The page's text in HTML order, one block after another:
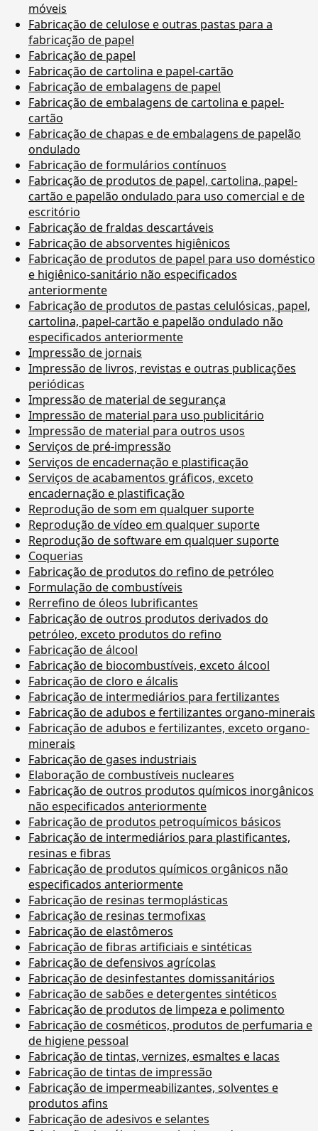
móveis
Fabricação de celulose e outras pastas para a
fabricação de papel
Fabricação de papel
Fabricação de cartolina e papel-cartão
Fabricação de embalagens de papel
Fabricação de embalagens de cartolina e papel-
cartão
Fabricação de chapas e de embalagens de papelão
ondulado
Fabricação de formulários contínuos
Fabricação de produtos de papel, cartolina, papel-
cartão e papelão ondulado para uso comercial e de
escritório
Fabricação de fraldas descartáveis
Fabricação de absorventes higiênicos
Fabricação de produtos de papel para uso doméstico
e higiênico-sanitário não especificados
anteriormente
Fabricação de produtos de pastas celulósicas, papel,
cartolina, papel-cartão e papelão ondulado não
especificados anteriormente
Impressão de jornais
Impressão de livros, revistas e outras publicações
periódicas
Impressão de material de segurança
Impressão de material para uso publicitário
Impressão de material para outros usos
Serviços de pré-impressão
Serviços de encadernação e plastificação
Serviços de acabamentos gráficos, exceto
encadernação e plastificação
Reprodução de som em qualquer suporte
Reprodução de vídeo em qualquer suporte
Reprodução de software em qualquer suporte
Coquerias
Fabricação de produtos do refino de petróleo
Formulação de combustíveis
Rerrefino de óleos lubrificantes
Fabricação de outros produtos derivados do
petróleo, exceto produtos do refino
Fabricação de álcool
Fabricação de biocombustíveis, exceto álcool
Fabricação de cloro e álcalis
Fabricação de intermediários para fertilizantes
Fabricação de adubos e fertilizantes organo-minerais
Fabricação de adubos e fertilizantes, exceto organo-
minerais
Fabricação de gases industriais
Elaboração de combustíveis nucleares
Fabricação de outros produtos químicos inorgânicos
não especificados anteriormente
Fabricação de produtos petroquímicos básicos
Fabricação de intermediários para plastificantes,
resinas e fibras
Fabricação de produtos químicos orgânicos não
especificados anteriormente
Fabricação de resinas termoplásticas
Fabricação de resinas termofixas
Fabricação de elastômeros
Fabricação de fibras artificiais e sintéticas
Fabricação de defensivos agrícolas
Fabricação de desinfestantes domissanitários
Fabricação de sabões e detergentes sintéticos
Fabricação de produtos de limpeza e polimento
Fabricação de cosméticos, produtos de perfumaria e
de higiene pessoal
Fabricação de tintas, vernizes, esmaltes e lacas
Fabricação de tintas de impressão
Fabricação de impermeabilizantes, solventes e
produtos afins
Fabricação de adesivos e selantes